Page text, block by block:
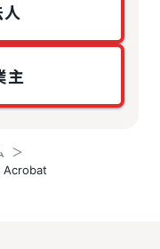
人
主
Acrobat